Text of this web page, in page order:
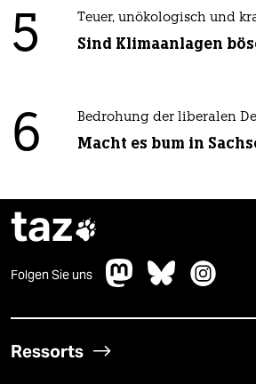
5 Teuer, unökologisch und
Sind Klimaanlagen
6 Bedrohung der liberalen
Macht es bum in
taz
Folgen Sie uns
Ressorts